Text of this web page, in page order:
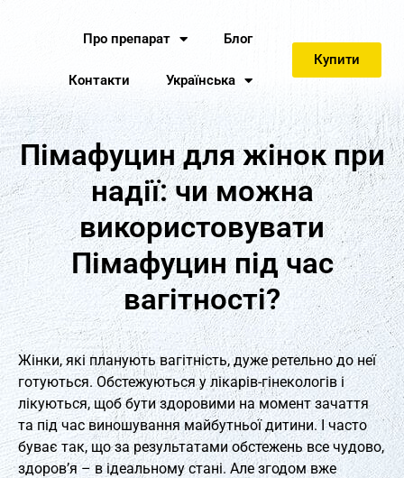
Про препарат Блог
Контакти Українська
Купити
Пімафуцин для жінок при
надії: чи можна
використовувати
Пімафуцин під час
вагітності?
Жінки, які планують вагітність, дуже ретельно до неї
готуються. Обстежуються у лікарів-гінекологів і
лікуються, щоб бути здоровими на момент зачаття
та під час виношування майбутньої дитини. І часто
буває так, що за результатами обстежень все чудово,
здоров’я – в ідеальному стані. Але згодом вже